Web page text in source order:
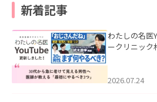
新着記事
わたしの名医
ークリニック
た。
2026.07.24